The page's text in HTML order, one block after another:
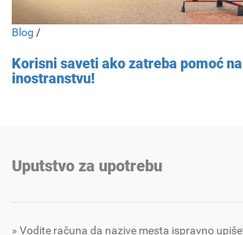
Blog /
Korisni saveti ako zatreba pomoć
inostranstvu!
Uputstvo za upotrebu
Vodite računa da nazive mesta ispravno